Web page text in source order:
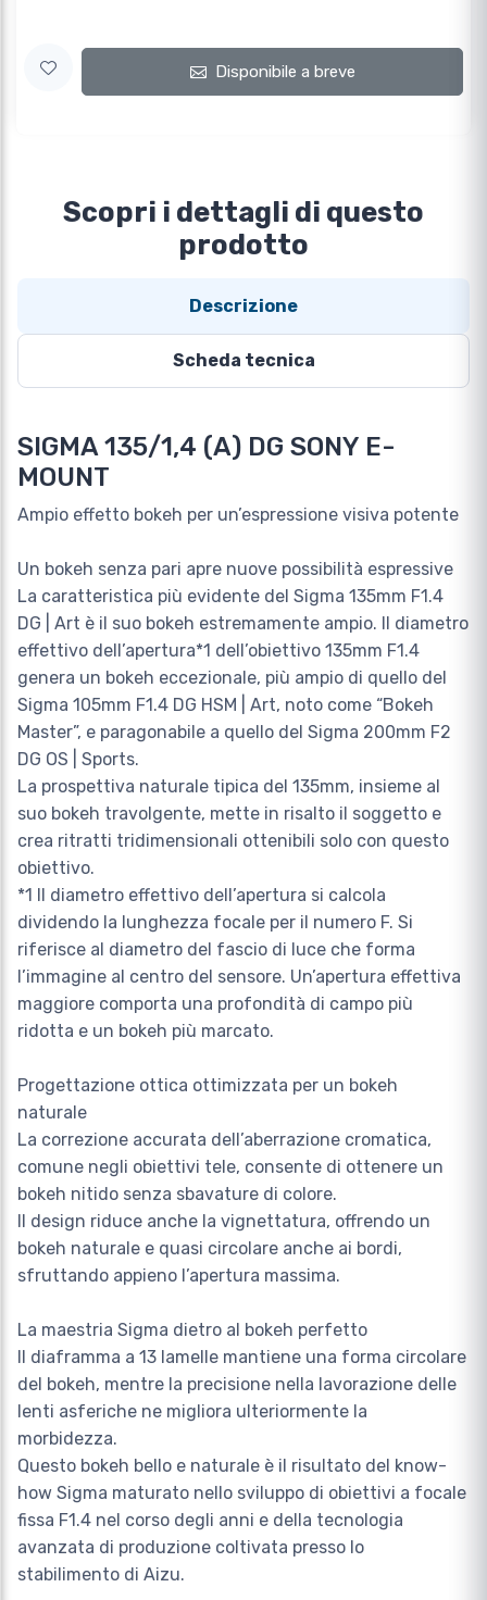
Disponibile a breve
Scopri i dettagli di questo
prodotto
Descrizione
Scheda tecnica
SIGMA 135/1,4 (A) DG SONY E-
MOUNT
Ampio effetto bokeh per un’espressione visiva potente
Un bokeh senza pari apre nuove possibilità espressive
La caratteristica più evidente del Sigma 135mm F1.4
DG | Art è il suo bokeh estremamente ampio. Il diametro
effettivo dell’apertura*1 dell’obiettivo 135mm F1.4
genera un bokeh eccezionale, più ampio di quello del
Sigma 105mm F1.4 DG HSM | Art, noto come “Bokeh
Master”, e paragonabile a quello del Sigma 200mm F2
DG OS | Sports.
La prospettiva naturale tipica del 135mm, insieme al
suo bokeh travolgente, mette in risalto il soggetto e
crea ritratti tridimensionali ottenibili solo con questo
obiettivo.
*1 Il diametro effettivo dell’apertura si calcola
dividendo la lunghezza focale per il numero F. Si
riferisce al diametro del fascio di luce che forma
l’immagine al centro del sensore. Un’apertura effettiva
maggiore comporta una profondità di campo più
ridotta e un bokeh più marcato.
Progettazione ottica ottimizzata per un bokeh
naturale
La correzione accurata dell’aberrazione cromatica,
comune negli obiettivi tele, consente di ottenere un
bokeh nitido senza sbavature di colore.
Il design riduce anche la vignettatura, offrendo un
bokeh naturale e quasi circolare anche ai bordi,
sfruttando appieno l’apertura massima.
La maestria Sigma dietro al bokeh perfetto
Il diaframma a 13 lamelle mantiene una forma circolare
del bokeh, mentre la precisione nella lavorazione delle
lenti asferiche ne migliora ulteriormente la
morbidezza.
Questo bokeh bello e naturale è il risultato del know-
how Sigma maturato nello sviluppo di obiettivi a focale
fissa F1.4 nel corso degli anni e della tecnologia
avanzata di produzione coltivata presso lo
stabilimento di Aizu.